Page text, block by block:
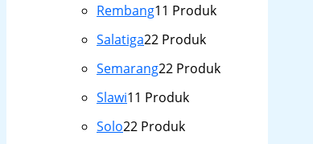
Rembang11 Produk
Salatiga22 Produk
Semarang22 Produk
Slawi11 Produk
Solo22 Produk